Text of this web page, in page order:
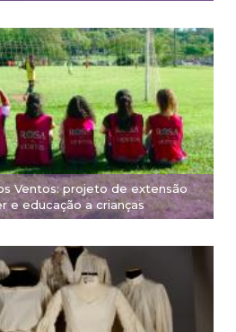
Ventos: projeto de extensão
e educação a crianças